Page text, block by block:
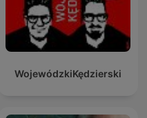
WojewódzkiKędzierski